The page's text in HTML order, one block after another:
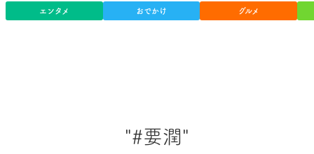
エンタメ おでかけ グルメ
"#要潤"